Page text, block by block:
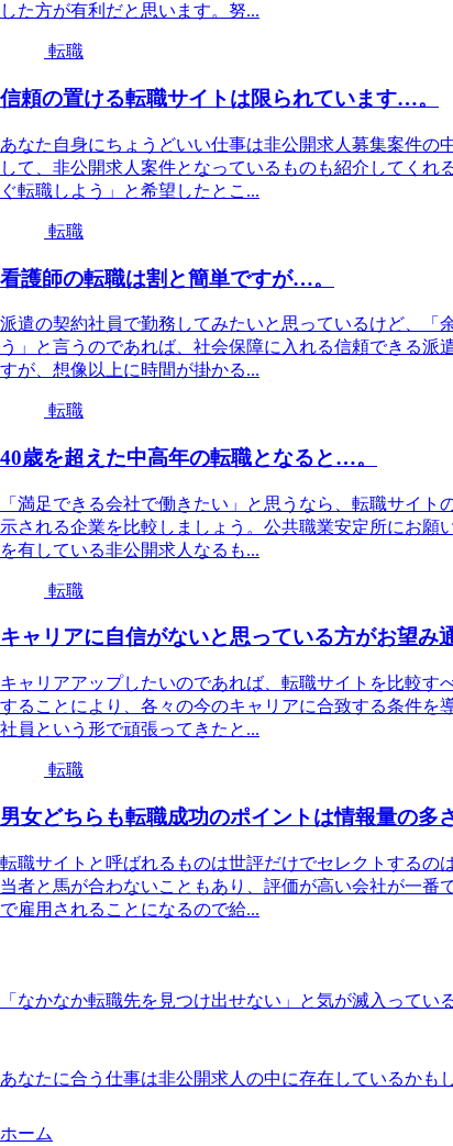
した方が有利だと思います。努...
転職
信頼の置ける転職サイトは限られています…。
あなた自身にちょうどいい仕事は非公開求人募集案件
して、非公開求人案件となっているものも紹介してく
ぐ転職しよう」と希望したとこ...
転職
看護師の転職は割と簡単ですが…。
派遣の契約社員で勤務してみたいと思っているけど、「
う」と言うのであれば、社会保障に入れる信頼できる
すが、想像以上に時間が掛かる...
転職
40歳を超えた中高年の転職となると…。
「満足できる会社で働きたい」と思うなら、転職サイ
示される企業を比較しましょう。公共職業安定所にお願
を有している非公開求人なるも...
転職
キャリアに自信がないと思っている方がお望み
キャリアアップしたいのであれば、転職サイトを比較
することにより、各々の今のキャリアに合致する条件を
社員という形で頑張ってきたと...
転職
男女どちらも転職成功のポイントは情報量の多
転職サイトと呼ばれるものは世評だけでセレクトするの
当者と馬が合わないこともあり、評価が高い会社が一
で雇用されることになるので給...
「なかなか転職先を見つけ出せない」と気が滅入ってい
あなたに合う仕事は非公開求人の中に存在しているかも
ホーム